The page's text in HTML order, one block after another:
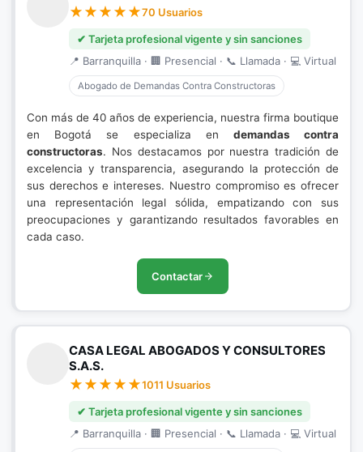
70 Usuarios
✔ Tarjeta profesional vigente y sin sanciones
📍 Barranquilla · 🏢 Presencial · 📞 Llamada · 💻 Virtual
Abogado de Demandas Contra Constructoras
Con más de 40 años de experiencia, nuestra firma boutique
en Bogotá se especializa en demandas contra
constructoras. Nos destacamos por nuestra tradición de
excelencia y transparencia, asegurando la protección de
sus derechos e intereses. Nuestro compromiso es ofrecer
una representación legal sólida, empatizando con sus
preocupaciones y garantizando resultados favorables en
cada caso.
Contactar
CASA LEGAL ABOGADOS Y CONSULTORES
S.A.S.
1011 Usuarios
✔ Tarjeta profesional vigente y sin sanciones
📍 Barranquilla · 🏢 Presencial · 📞 Llamada · 💻 Virtual